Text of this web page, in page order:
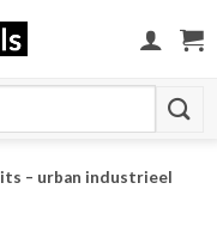
– urban industrieel